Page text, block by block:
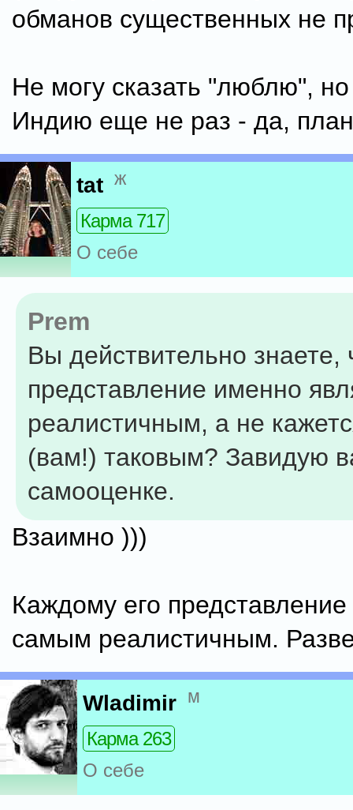
обманов существенных не
Не могу сказать "люблю", но
Индию еще не раз - да,
tat ж
Карма 717
О себе
Prem
Вы действительно знаете,
представление именно
реалистичным, а не
(вам!) таковым? Завидую
самооценке.
Взаимно )))
Каждому его представление
самым реалистичным.
Wladimir м
Карма 263
О себе